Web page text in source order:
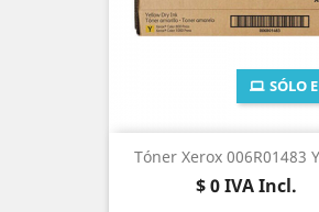
Tóner Xerox 006R01483
Precio
$ 0IVA Incl.
SÓLO